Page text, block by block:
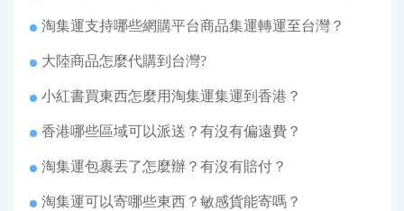
淘集運支持哪些網購平台商品集運轉運至台灣？
大陸商品怎麼代購到台灣?
小紅書買東西怎麼用淘集運集運到香港？
香港哪些區域可以派送？有沒有偏遠費？
淘集運包裹丟了怎麼辦？有沒有賠付？
淘集運可以寄哪些東西？敏感貨能寄嗎？